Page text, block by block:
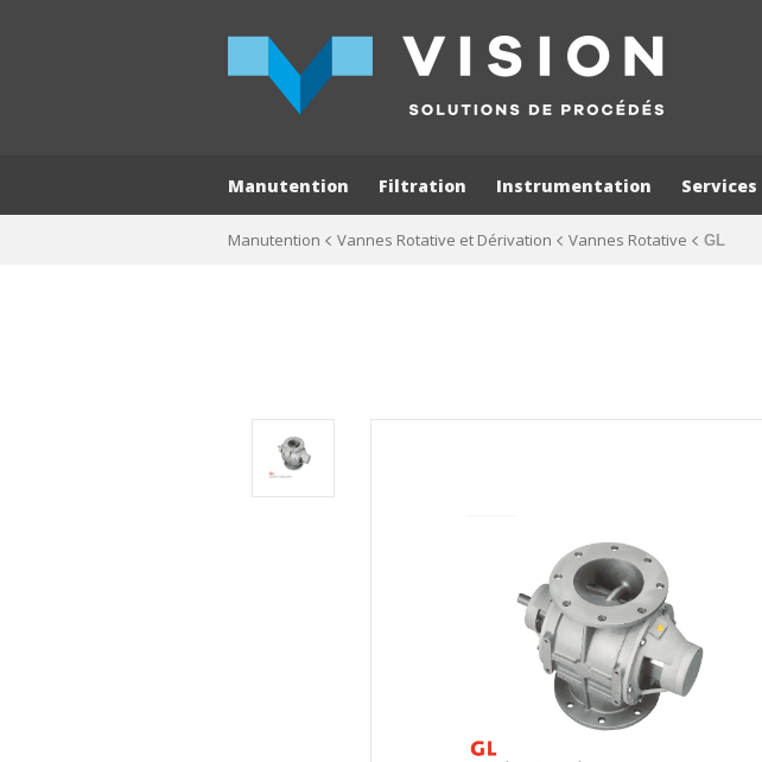
Manutention Filtration Instrumentation Services
Manutention Vannes Rotative et Dérivation Vannes Rotative GL